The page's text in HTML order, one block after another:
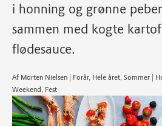
i honning og grønne
sammen med kogte
flødesauce.
Af Morten Nielsen | Forår, Hele året, Sommer |
Weekend, Fest